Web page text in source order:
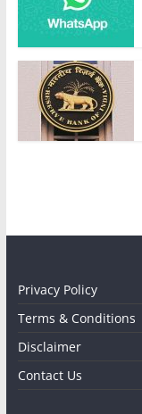
Privacy Policy
Terms & Conditions
Disclaimer
Contact Us